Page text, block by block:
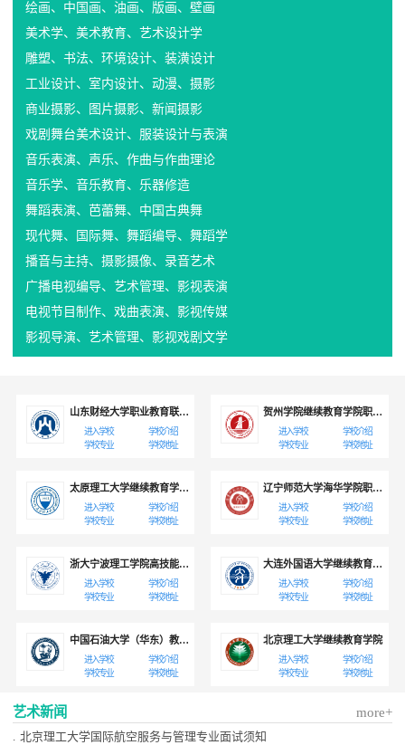
绘画、中国画、油画、版画、壁画
美术学、美术教育、艺术设计学
雕塑、书法、环境设计、装潢设计
工业设计、室内设计、动漫、摄影
商业摄影、图片摄影、新闻摄影
戏剧舞台美术设计、服装设计与表演
音乐表演、声乐、作曲与作曲理论
音乐学、音乐教育、乐器修造
舞蹈表演、芭蕾舞、中国古典舞
现代舞、国际舞、舞蹈编导、舞蹈学
播音与主持、摄影摄像、录音艺术
广播电视编导、艺术管理、影视表演
电视节目制作、戏曲表演、影视传媒
影视导演、艺术管理、影视戏剧文学
山东财经大学职业教育联合培养
进入学校
学校介绍
学校专业
学校地址
贺州学院继续教育学院职业教育校企联合培养
进入学校
学校介绍
学校专业
学校地址
太原理工大学继续教育学院高端职业教育项目
进入学校
学校介绍
学校专业
学校地址
辽宁师范大学海华学院职业教育校企联合培养
进入学校
学校介绍
学校专业
学校地址
浙大宁波理工学院高技能培训项目
进入学校
学校介绍
学校专业
学校地址
大连外国语大学继续教育学院应用本科就业班/考研班
进入学校
学校介绍
学校专业
学校地址
中国石油大学（华东）教育发展中心
进入学校
学校介绍
学校专业
学校地址
北京理工大学继续教育学院
进入学校
学校介绍
学校专业
学校地址
艺术新闻 more+
. 北京理工大学国际航空服务与管理专业面试须知